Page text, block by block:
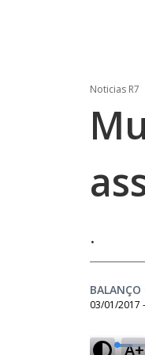
Noticias R7
.
BALANÇO
03/01/2017
A+
L